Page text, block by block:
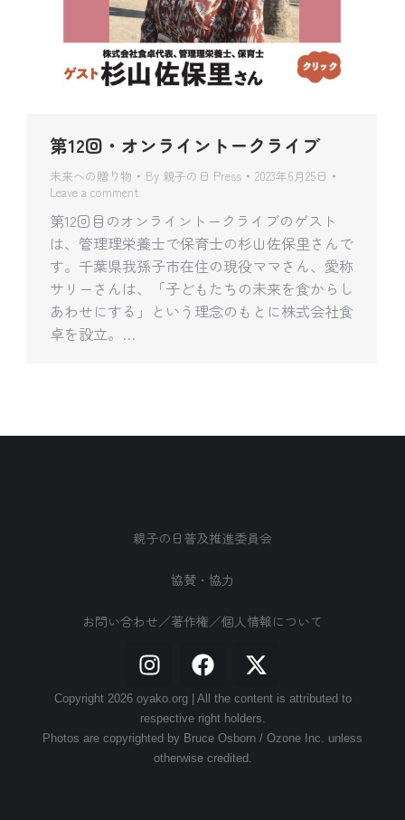
第12回・オンライントークライブ
未来への贈り物 By 親子の日 Press
2023年6月25日
Leave a comment
第12回目のオンライントークライブのゲスト
は、管理理栄養士で保育士の杉山佐保里さんで
す。千葉県我孫子市在住の現役ママさん、愛称
サリーさんは、「子どもたちの未来を食からし
あわせにする」という理念のもとに株式会社食
卓を設立。…
親子の日普及推進委員会
協賛・協力
お問い合わせ／著作権／個人情報について
Copyright 2026 oyako.org | All the content is attributed to
respective right holders.
Photos are copyrighted by Bruce Osborn / Ozone Inc. unless
otherwise credited.